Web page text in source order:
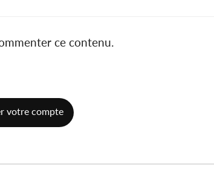
ce contenu.
votre compte